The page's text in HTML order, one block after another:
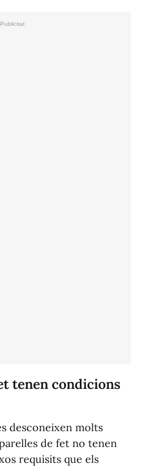
tenen condicions
desconeixen molts
de fet no tenen
requisits que els